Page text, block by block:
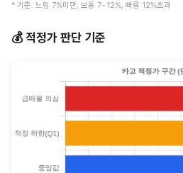
* 기준: 느림 7%미만, 보통 7~12%, 빠름 12%초과
💰 적정가 판단 기준